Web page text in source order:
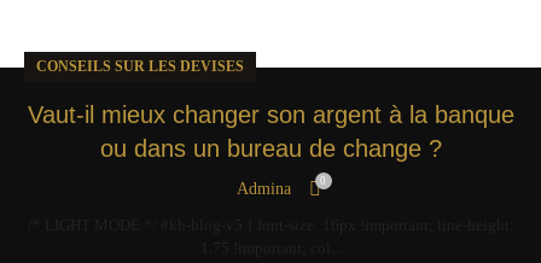
CONSEILS SUR LES DEVISES
Vaut-il mieux changer son argent à la banque
ou dans un bureau de change ?
Admina 0